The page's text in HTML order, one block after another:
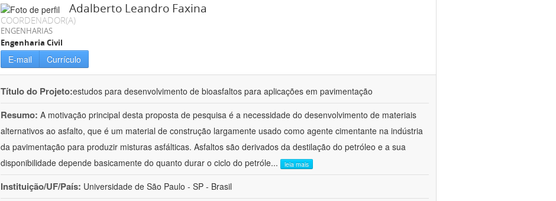
Adalberto Leandro Faxina
COORDENADOR(A)
ENGENHARIAS
Engenharia Civil
E-mail Currículo
Título do Projeto:estudos para desenvolvimento de bioasfaltos para aplicações em pavimentação
Resumo: A motivação principal desta proposta de pesquisa é a necessidade do desenvolvimento de materiais
alternativos ao asfalto, que é um material de construção largamente usado como agente cimentante na indústria
da pavimentação para produzir misturas asfálticas. Asfaltos são derivados da destilação do petróleo e a sua
disponibilidade depende basicamente do quanto durar o ciclo do petróle... leia mais
Instituição/UF/País: Universidade de São Paulo - SP - Brasil